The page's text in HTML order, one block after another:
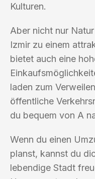
Kulturen.
Aber nicht nur
Izmir zu einem
bietet auch eine
laden zum
öffentliche
du bequem von A
Wenn du einen
planst, kannst du
lebendige Stadt